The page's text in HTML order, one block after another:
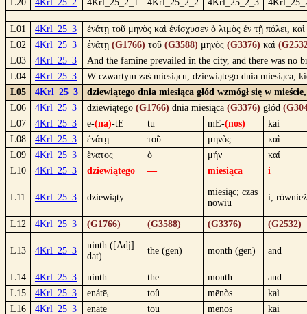
L20
4Krl_25_2 4Krl_25_2_1 4Krl_25_2_2 4Krl_25_2_3
L01 4Krl_25_3
ἐνάτῃ τοῦ μηνὸς καὶ ἐνίσχυσεν ὁ λιμὸς ἐν τῇ πόλει,
L02
4Krl_25_3 ἐνάτῃ (G1766) τοῦ (G3588) μηνὸς (G3376) καὶ
L03
4Krl_25_3
And the famine prevailed in the city, and there was no
L04
4Krl_25_3
W czwartym zaś miesiącu, dziewiątego dnia miesiąca,
L05
4Krl_25_3
dziewiątego dnia miesiąca głód wzmógł się w
L06
4Krl_25_3 dziewiątego (G1766) dnia miesiąca (G3376) głód
L07
4Krl_25_3 e-(na)-tE tu mE-(nos)
kai
L08
4Krl_25_3 ἐνάτῃ τοῦ μηνὸς
καὶ
L09
4Krl_25_3 ἔνατος ὁ μήν
καί
L10
4Krl_25_3 dziewiątego — miesiąca i
L11 4Krl_25_3 dziewiąty —
miesiąc; czas
nowiu
i, również
L12 4Krl_25_3 (G1766) (G3588) (G3376) (G2532)
L13 4Krl_25_3
ninth ([Adj]
dat)
the (gen) month (gen) and
L14 4Krl_25_3 ninth the month
and
L15
4Krl_25_3 enátēᵢ toû mēnòs
kaì
L16
4Krl_25_3 enatē tou mēnos
kai